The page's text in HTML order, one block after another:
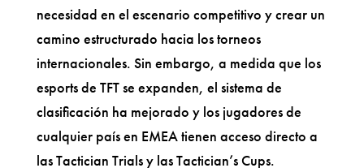
necesidad en el escenario competitivo y crear un
camino estructurado hacia los torneos
internacionales. Sin embargo, a medida que los
esports de TFT se expanden, el sistema de
clasificación ha mejorado y los jugadores de
cualquier país en EMEA tienen acceso directo a
las Tactician Trials y las Tactician’s Cups.